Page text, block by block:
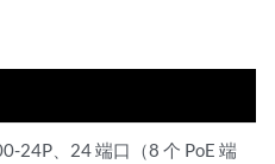
24P、24 端口（8 个 PoE 端